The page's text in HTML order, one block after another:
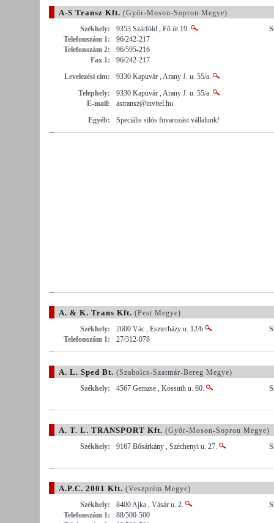
A-S Transz Kft. (Győr-Moson-Sopron Megye)
Székhely:
9353 Szárföld , Fő út 19.
Telefonszám 1:
96/242-217
Telefonszám 2:
96/595-216
Fax 1:
96/242-217
Levelezési cím:
9330 Kapuvár , Arany J. u. 55/a.
Telephely:
9330 Kapuvár , Arany J. u. 55/a.
E-mail:
astransz@invitel.hu
Egyéb:
Speciális silós fuvarozást vállalunk!
A. & K. Trans Kft. (Pest Megye)
Székhely:
2600 Vác , Eszterházy u. 12/b
Telefonszám 1:
27/312-078
A. L. Sped Bt. (Szabolcs-Szatmár-Bereg Megye)
Székhely:
4567 Gemzse , Kossuth u. 60.
A. T. L. TRANSPORT Kft. (Győr-Moson-Sopron Megye)
Székhely:
9167 Bősárkány , Széchenyi u. 27.
A.P.C. 2001 Kft. (Veszprém Megye)
Székhely:
8400 Ajka , Vásár u. 2.
Telefonszám 1:
88/500-500